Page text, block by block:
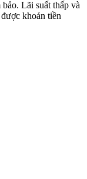
Lãi suất thấp và
khoản tiền